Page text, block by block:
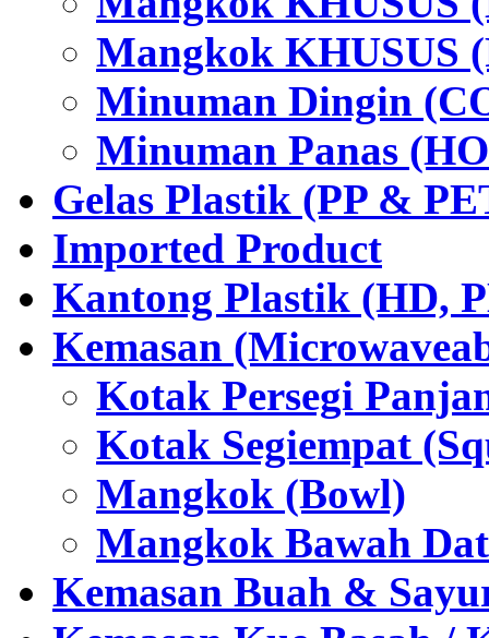
Mangkok KHUSUS
Minuman Dingin
Minuman Panas
Gelas Plastik (PP &
Imported Product
Kantong Plastik (HD,
Kemasan
Kotak Persegi
Kotak Segiempat
Mangkok (Bowl)
Mangkok Bawah
Kemasan Buah &